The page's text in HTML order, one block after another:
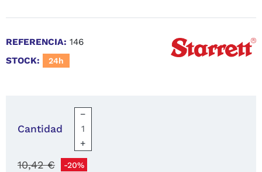
REFERENCIA: 146
STOCK:
24h
Cantidad
−
+
10,42 € -20%